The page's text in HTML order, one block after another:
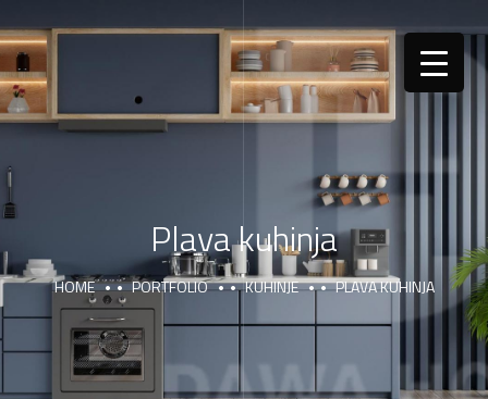
Plava kuhinja
HOME PORTFOLIO KUHINJE PLAVA KUHINJA